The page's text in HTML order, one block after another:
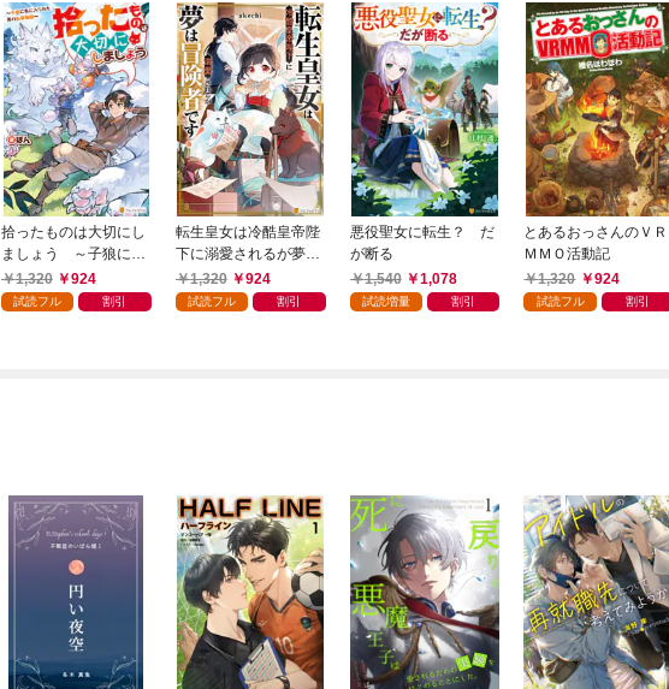
拾ったものは大切にし
ましょう ～子狼に気
に入られた男の転移物
語～
1,320 924
試読フル 割引
転生皇女は冷酷皇帝陛
下に溺愛されるが夢は
冒険者です！
1,320 924
試読フル 割引
悪役聖女に転生？ だ
が断る
1,540
1,078
試読増量 割引
とあるおっさんのＶＲ
ＭＭＯ活動記
1,320
924
試読フル 割引